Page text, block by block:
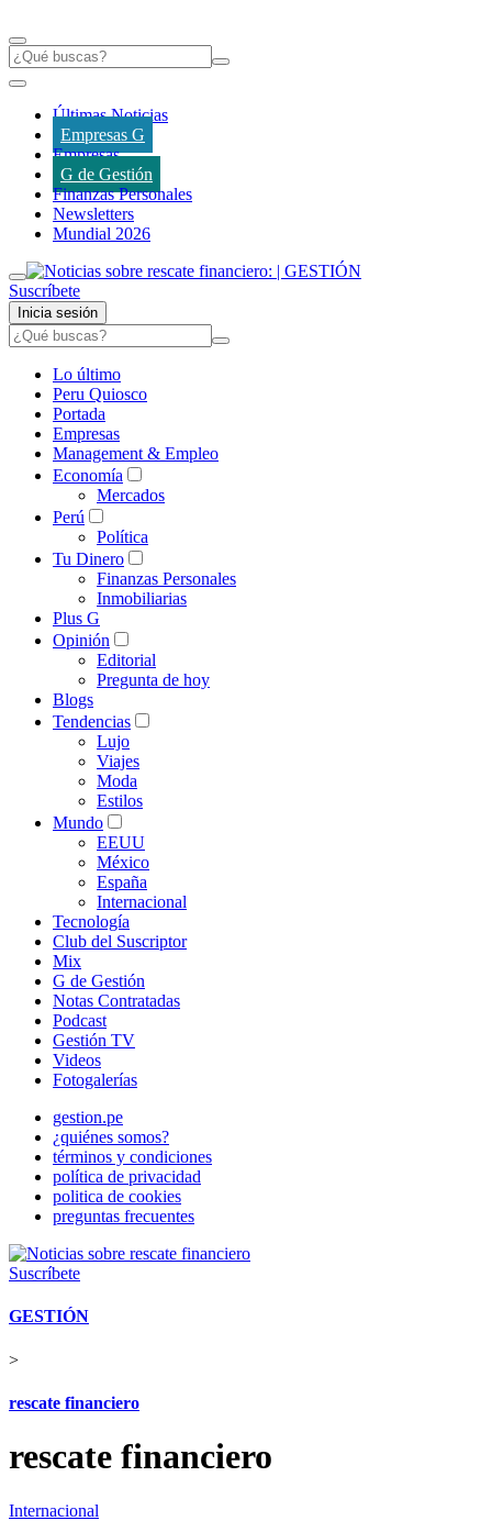
Últimas Noticias
Empresas G
Empresas
G de Gestión
Finanzas Personales
Newsletters
Mundial 2026
Suscríbete
Inicia sesión
Lo último
Peru Quiosco
Portada
Empresas
Management & Empleo
Economía
Mercados
Perú
Política
Tu Dinero
Finanzas Personales
Inmobiliarias
Plus G
Opinión
Editorial
Pregunta de hoy
Blogs
Tendencias
Lujo
Viajes
Moda
Estilos
Mundo
EEUU
México
España
Internacional
Tecnología
Club del Suscriptor
Mix
G de Gestión
Notas Contratadas
Podcast
Gestión TV
Videos
Fotogalerías
gestion.pe
¿quiénes somos?
términos y condiciones
política de privacidad
politica de cookies
preguntas frecuentes
Suscríbete
GESTIÓN
>
rescate financiero
rescate financiero
Internacional